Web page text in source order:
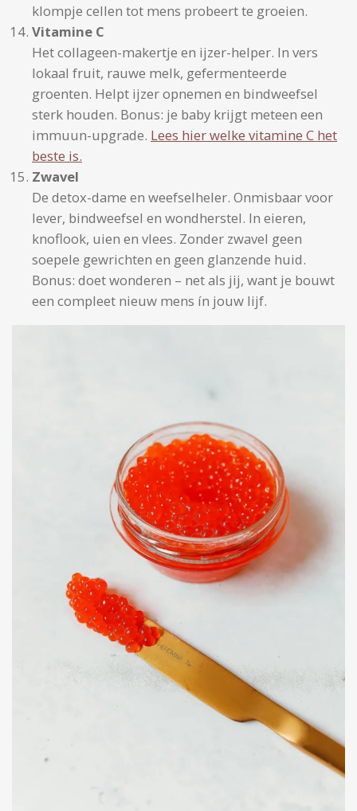
klompje cellen tot mens probeert te groeien.
Vitamine C
Het collageen-makertje en ijzer-helper. In vers
lokaal fruit, rauwe melk, gefermenteerde
groenten. Helpt ijzer opnemen en bindweefsel
sterk houden. Bonus: je baby krijgt meteen een
immuun-upgrade. Lees hier welke vitamine C het
beste is.
Zwavel
De detox-dame en weefselheler. Onmisbaar voor
lever, bindweefsel en wondherstel. In eieren,
knoflook, uien en vlees. Zonder zwavel geen
soepele gewrichten en geen glanzende huid.
Bonus: doet wonderen – net als jij, want je bouwt
een compleet nieuw mens ín jouw lijf.